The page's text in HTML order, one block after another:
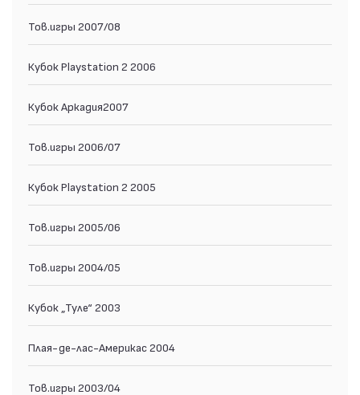
Тов.игры 2007/08
Кубок Playstation 2 2006
Кубок Аркадия2007
Тов.игры 2006/07
Кубок Playstation 2 2005
Тов.игры 2005/06
Тов.игры 2004/05
Кубок „Туле“ 2003
Плая-де-лас-Америкас 2004
Тов.игры 2003/04